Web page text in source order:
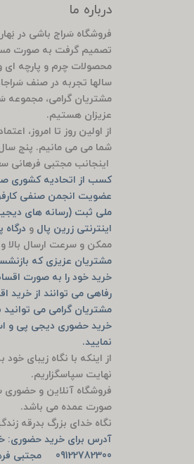
درباره ما
تصمیم گرفت به صورت
محصولات چرم و پارچه ای
سالها تجربه در صنف
عزیزان هستیم.
از اولین روز تا امروز،
شما می می مانیم. پنج سال
اینجانب مجتبی فرهانی
کسب از اتحادیه کشوری
عضویت انجمن صنفی
ملی ثبت (رسانه های
اینترنتی زرین پال و
ممکن و سرعت ارسال بالا
مشتریان عزیزی که
خرید خود را به صورت
رفاهی می توانند از خرید
مشتریان گرامی می
نمایید.
از اینکه با نگاه زیبای
نهایت سپاسگزاریم.
فروشگاه آنلاین و حضوری
صورت عمده می باشد.
نگاه خدای بزرگ بدرقه
آدرس برای خرید حضوری:
09122782300 مجتبی فرهانی